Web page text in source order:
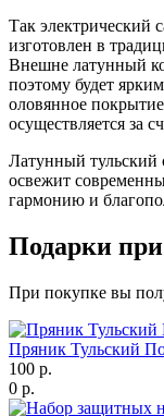
Так электрический
изготовлен в
Внешне латунный
поэтому будет
оловянное
осуществляется за
Латунный тульский
освежит
гармонию и
Подарки
При покупке вы
Пряник Тульский
100 р.
0 р.